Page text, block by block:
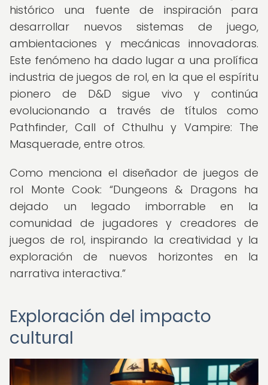
histórico una fuente de inspiración para
desarrollar nuevos sistemas de juego,
ambientaciones y mecánicas innovadoras.
Este fenómeno ha dado lugar a una prolífica
industria de juegos de rol, en la que el espíritu
pionero de D&D sigue vivo y continúa
evolucionando a través de títulos como
Pathfinder, Call of Cthulhu y Vampire: The
Masquerade, entre otros.
Como menciona el diseñador de juegos de
rol Monte Cook:
Dungeons & Dragons ha
dejado un legado imborrable en la
comunidad de jugadores y creadores de
juegos de rol, inspirando la creatividad y la
exploración de nuevos horizontes en la
narrativa interactiva.
Exploración del impacto
cultural